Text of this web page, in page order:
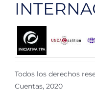
Todos los derechos
Cuentas, 2020